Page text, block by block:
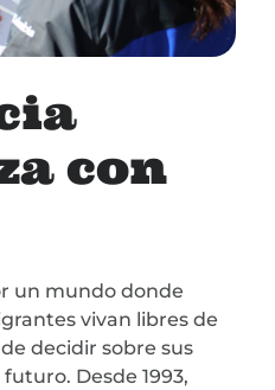
con
un mundo donde
vivan libres de
decidir sobre sus
Desde 1993,